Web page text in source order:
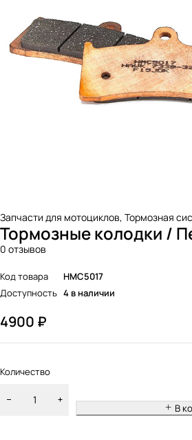
Запчасти для мотоциклов, Тормозная
Тормозные колодки /
0 отзывов
Код товара
HMC5017
Доступность 4 в наличии
4900 ₽
Количество
В